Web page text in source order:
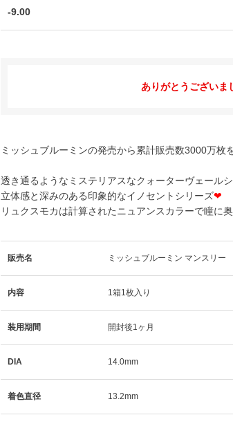
-9.00
ありがとうございま
ミッシュブルーミンの発売から累計販売数3000万枚
透き通るようなミステリアスなクォーターヴェール
立体感と深みのある印象的なイノセントシリーズ❤
リュクスモカは計算されたニュアンスカラーで瞳に
販売名 ミッシュブルーミン マンスリー
内容 1箱1枚入り
装用期間 開封後1ヶ月
DIA 14.0mm
着色直径 13.2mm